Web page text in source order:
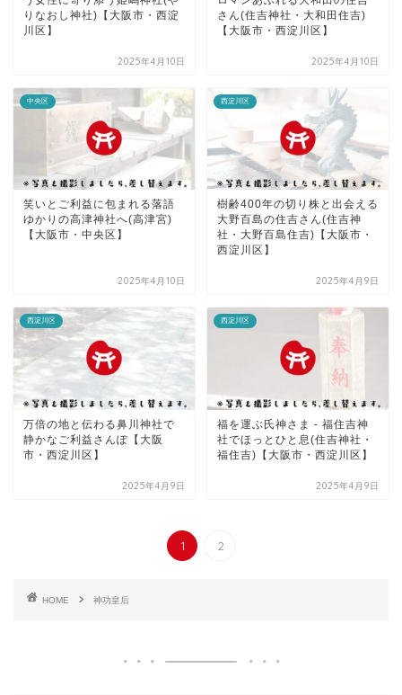
りなおし神社)【大阪市・西淀
川区】
2025年4月10日
さん(住吉神社・大和田住吉)
【大阪市・西淀川区】
2025年4月10日
中央区
笑いとご利益に包まれる落語
ゆかりの高津神社へ(高津宮)
【大阪市・中央区】
2025年4月10日
西淀川区
樹齢400年の切り株と出会える
大野百島の住吉さん(住吉神
社・大野百島住吉)【大阪市・
西淀川区】
2025年4月9日
西淀川区
万倍の地と伝わる鼻川神社で
静かなご利益さんぽ【大阪
市・西淀川区】
2025年4月9日
西淀川区
福を運ぶ氏神さま - 福住吉神
社でほっとひと息(住吉神社・
福住吉)【大阪市・西淀川区】
2025年4月9日
1 2
HOME 神功皇后